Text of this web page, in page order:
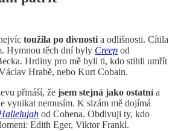
toužila po divnosti a odlišnosti. Cítila
Hymnou těch dní byly Creep od
Hrdiny pro mě byli ti, kdo stihli umřít
Hrabě, nebo Kurt Cobain.
přináší, že jsem stejná jako ostatnía
vynikat nemusím. K slzám mě dojímá
od Cohena. Obdivuji ty, kdo
Edith Eger, Viktor Frankl.